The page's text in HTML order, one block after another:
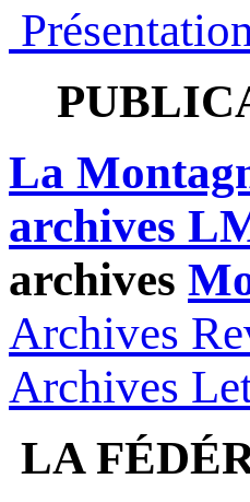
La
archives
archives
Archives
Archives
LA